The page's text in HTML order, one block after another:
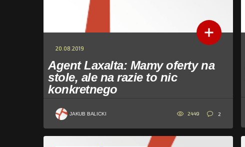
20.08.2019
Agent Laxalta: Mamy oferty na
stole, ale na razie to nic
konkretnego
JAKUB BALICKI 2449 2